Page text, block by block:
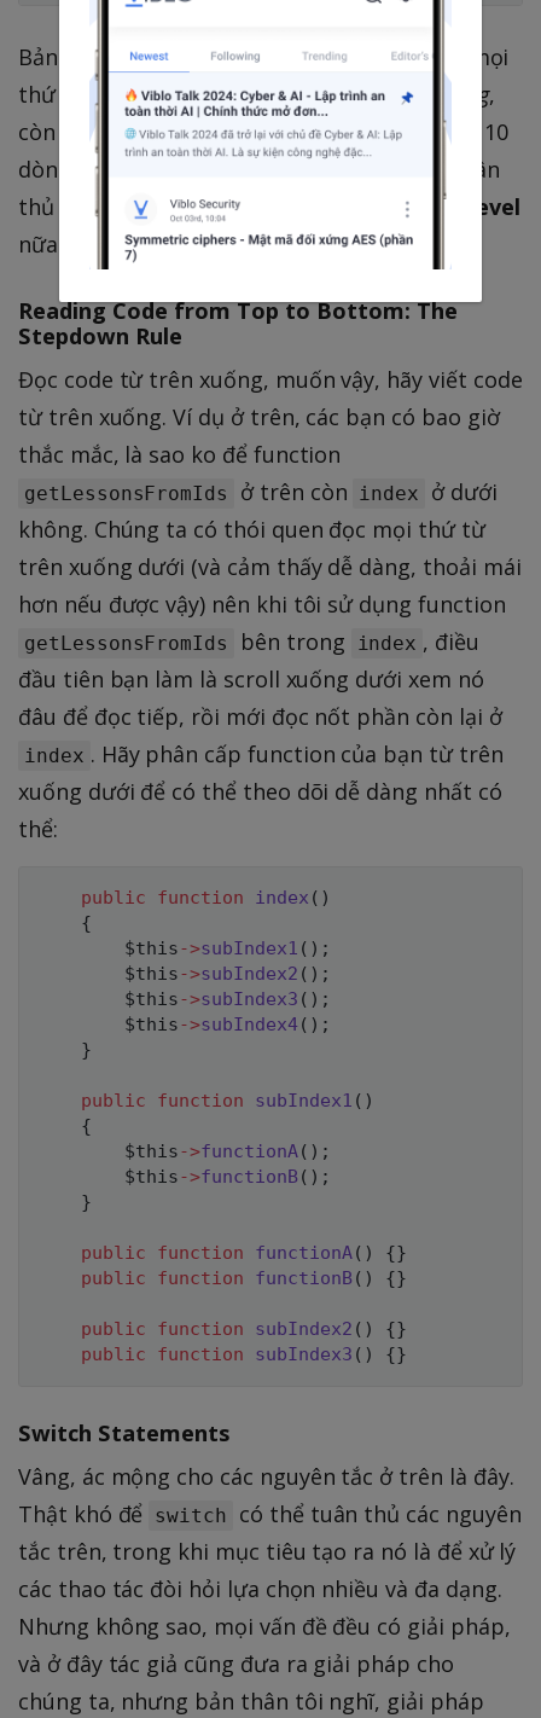
Bản thân mình thì ko bài trừ cái này cả, khi mọi
thứ đơn giản, mình chọnRoute Implicit Binding,
còn khi có nhiều thao tác logic, code khoảng 10
dòng mới xong function, mình sẽ quay lại tuân
thủ nguyên tắc và tạo thêm 1
Abstraction Level
nữa. Lựa chọn là tùy ở bạn thôi.
Reading Code from Top to Bottom: The
Stepdown Rule
Đọc code từ trên xuống, muốn vậy, hãy viết code
từ trên xuống. Ví dụ ở trên, các bạn có bao giờ
thắc mắc, là sao ko để function
getLessonsFromIds ở trên còn index
ở dưới
không. Chúng ta có thói quen đọc mọi thứ từ
trên xuống dưới (và cảm thấy dễ dàng, thoải mái
hơn nếu được vậy) nên khi tôi sử dụng function
getLessonsFromIds bên trong index , điều
đầu tiên bạn làm là scroll xuống dưới xem nó
đâu để đọc tiếp, rồi mới đọc nốt phần còn lại ở
index . Hãy phân cấp function của bạn từ trên
xuống dưới để có thể theo dõi dễ dàng nhất có
thể:
public function index ( )
{
$this->subIndex1 ( ) ;
$this->subIndex2 ( ) ;
$this->subIndex3 ( ) ;
$this->subIndex4( ) ;
}
public function subIndex1 ( )
{
$this->functionA( ) ;
$this->functionB ( ) ;
}
public function functionA( ) {}
public
function functionB ( ) {}
public function subIndex2 ( ) {}
public
function subIndex3 ( ) {}
Switch Statements
Vâng, ác mộng cho các nguyên tắc ở trên là đây.
Thật khó để switch
có thể tuân thủ các nguyên
tắc trên, trong khi mục tiêu tạo ra nó là để xử lý
các thao tác đòi hỏi lựa chọn nhiều và đa dạng.
Nhưng không sao, mọi vấn đề đều có giải pháp,
và ở đây tác giả cũng đưa ra giải pháp cho
chúng ta, nhưng bản thân tôi nghĩ, giải pháp